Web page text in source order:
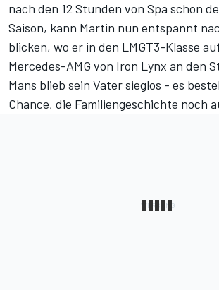
nach den 12 Stunden von Spa schon
Saison, kann Martin nun entspannt
blicken, wo er in den LMGT3-Klasse
Mercedes-AMG von Iron Lynx an den
Mans blieb sein Vater sieglos - es
Chance, die Familiengeschichte noch